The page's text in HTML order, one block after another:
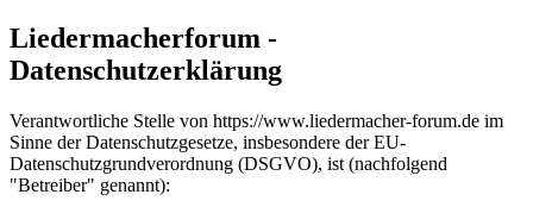
Liedermacherforum -
Datenschutzerklärung
Verantwortliche Stelle von https://www.liedermacher-forum.de im
Sinne der Datenschutzgesetze, insbesondere der EU-
Datenschutzgrundverordnung (DSGVO), ist (nachfolgend
"Betreiber" genannt):